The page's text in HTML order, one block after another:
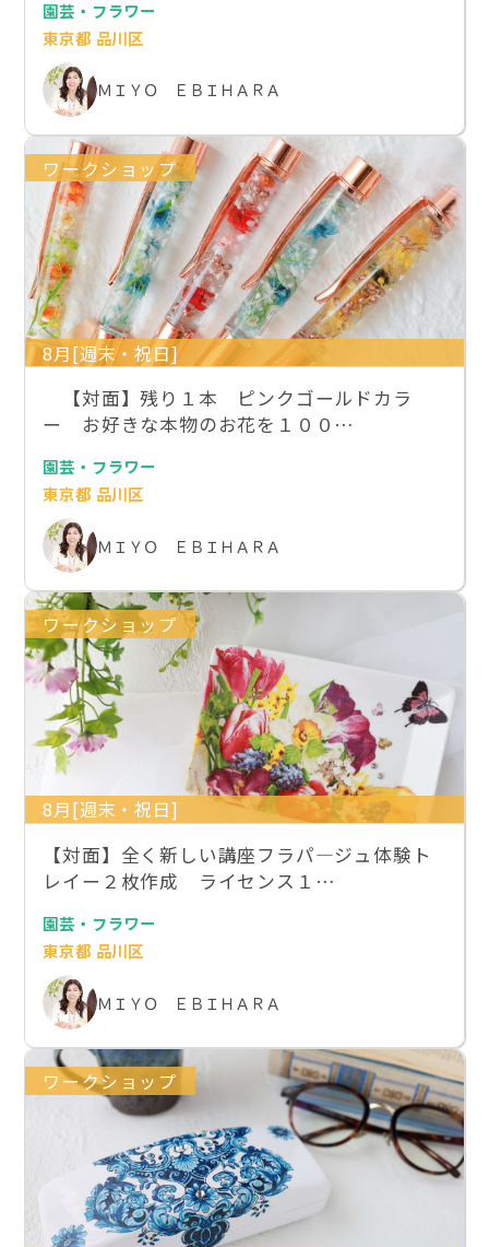
園芸・フラワー
東京都 品川区
ＭＩＹＯ ＥＢＩＨＡＲＡ
ワークショップ
8月[週末・祝日]
【対面】残り１本 ピンクゴールドカラ
ー お好きな本物のお花を１００…
園芸・フラワー
東京都 品川区
ＭＩＹＯ ＥＢＩＨＡＲＡ
ワークショップ
8月[週末・祝日]
【対面】全く新しい講座フラパ―ジュ体験ト
レイー２枚作成 ライセンス１…
園芸・フラワー
東京都 品川区
ＭＩＹＯ ＥＢＩＨＡＲＡ
ワークショップ